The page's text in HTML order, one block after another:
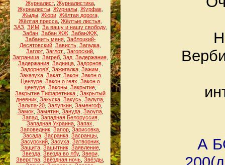
Журналист, Журналистика,
Журналисты Журналы Журфак
Жыды, Жюри, Жёлтая дорога,
Жёлтая пресса Жёлтые листья
ЗАЗ ЗИМ За вашу и нашу свободу,
Забан, Забан ЖЖ, ЗабанЖЖ,
Забанить меня, Заблоцкий-
Десятовский Зависть Загадка
Заглот, Заглот. Загорский
Заграница Загреб Зад Задержание
Задержания, Задница, Задорнов,
ЗадорновХ Зажигалка Зажим
Заказуха Закат, Закон Закон о
Цензуре Закон о геях Закон о
цензуре, Законы, Закрытие,
Закрытие Тифаретника.
Закрытый
дневник Закуска Закусь Залупа
Залупа-20 Залупкин Заменгоф
Замок, Замятин, Зануда, Заоупа,
Запад, Западная Белоруссия,
Западная Украина Запах
Заповедник Запор Зарисовка
Засада, Засранка, Засранцы,
Засурский, Засуха, Затворник,
Защита, Защитник, Заявление,
Звезда, Звезда во лбу, Звери,
Зверства Звёздная ночь Звёзды
А